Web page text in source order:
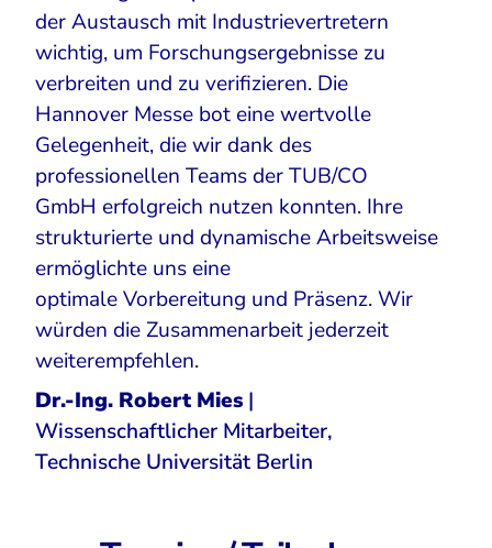
der Austausch mit Industrievertretern
wichtig, um Forschungsergebnisse zu
verbreiten und zu verifizieren. Die
Hannover Messe bot eine wertvolle
Gelegenheit, die wir dank des
professionellen Teams der TUB/CO
GmbH erfolgreich nutzen konnten. Ihre
strukturierte und dynamische Arbeitsweise
ermöglichte uns eine
optimale Vorbereitung und Präsenz. Wir
würden die Zusammenarbeit jederzeit
weiterempfehlen.
Dr.-Ing. Robert Mies |
Wissenschaftlicher Mitarbeiter,
Technische Universität Berlin